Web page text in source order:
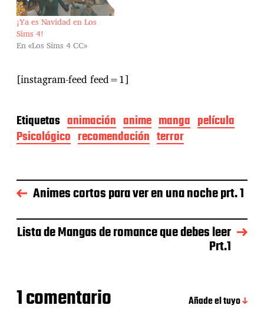
¡Ya es Navidad en Los
Sims 4!
En «Los Sims 4 CC»
[instagram-feed feed=1]
Etiquetas animación anime manga película
Psicológico recomendación terror
Animes cortos para ver en una noche prt. 1
Lista de Mangas de romance que debes leer
Prt.1
1 comentario Añade el tuyo